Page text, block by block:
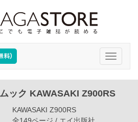
Toggle
ック KAWASAKI Z900RS
KAWASAKI Z900RS
全149ページ / エイ出版社